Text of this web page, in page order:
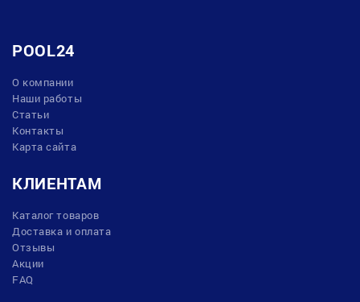
POOL24
О компании
Наши работы
Статьи
Контакты
Карта сайта
КЛИЕНТАМ
Каталог товаров
Доставка и оплата
Отзывы
Акции
FAQ